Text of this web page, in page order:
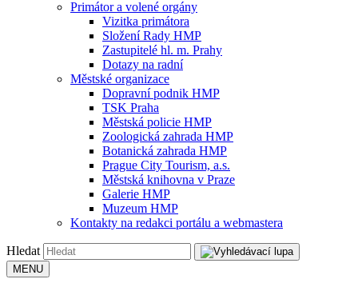
Primátor a volené orgány
Vizitka primátora
Složení Rady HMP
Zastupitelé hl. m. Prahy
Dotazy na radní
Městské organizace
Dopravní podnik HMP
TSK Praha
Městská policie HMP
Zoologická zahrada HMP
Botanická zahrada HMP
Prague City Tourism, a.s.
Městská knihovna v Praze
Galerie HMP
Muzeum HMP
Kontakty na redakci portálu a webmastera
Hledat
MENU